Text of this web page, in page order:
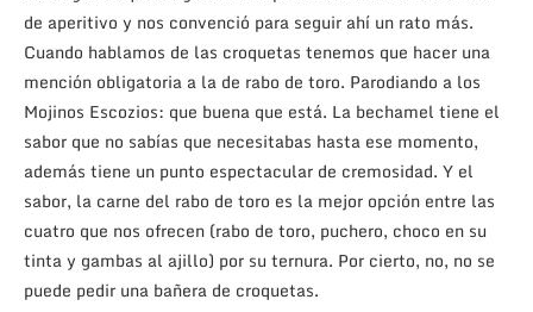
de aperitivo y nos convenció para seguir ahí un rato más.
Cuando hablamos de las croquetas tenemos que hacer una
mención obligatoria a la de rabo de toro. Parodiando a los
Mojinos Escozios: que buena que está. La bechamel tiene el
sabor que no sabías que necesitabas hasta ese momento,
además tiene un punto espectacular de cremosidad. Y el
sabor, la carne del rabo de toro es la mejor opción entre las
cuatro que nos ofrecen (rabo de toro, puchero, choco en su
tinta y gambas al ajillo) por su ternura. Por cierto, no, no se
puede pedir una bañera de croquetas.